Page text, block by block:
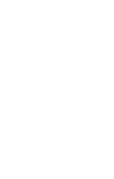
Weiler –
Zug-/